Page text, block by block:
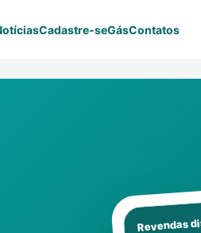
Cadastre-seGásContatos
Revendas